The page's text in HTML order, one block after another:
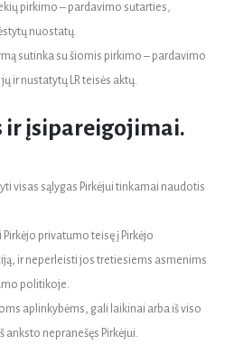
pirkimo – pardavimo sutarties,
nuostatų.
sutinka su šiomis pirkimo – pardavimo
ir nustatytų LR teisės aktų.
ir įsipareigojimai.
visas sąlygas Pirkėjui tinkamai naudotis
privatumo teisę į Pirkėjo
ir neperleisti jos tretiesiems asmenims
politikoje.
aplinkybėms, gali laikinai arba iš viso
nepranešęs Pirkėjui.